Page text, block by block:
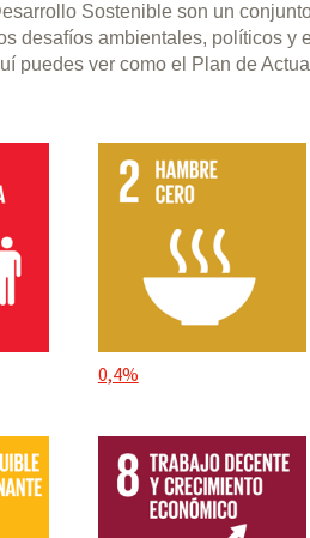
Sostenible son un
desafíos ambientales, políticos y
puedes ver como el Plan de
0,4%